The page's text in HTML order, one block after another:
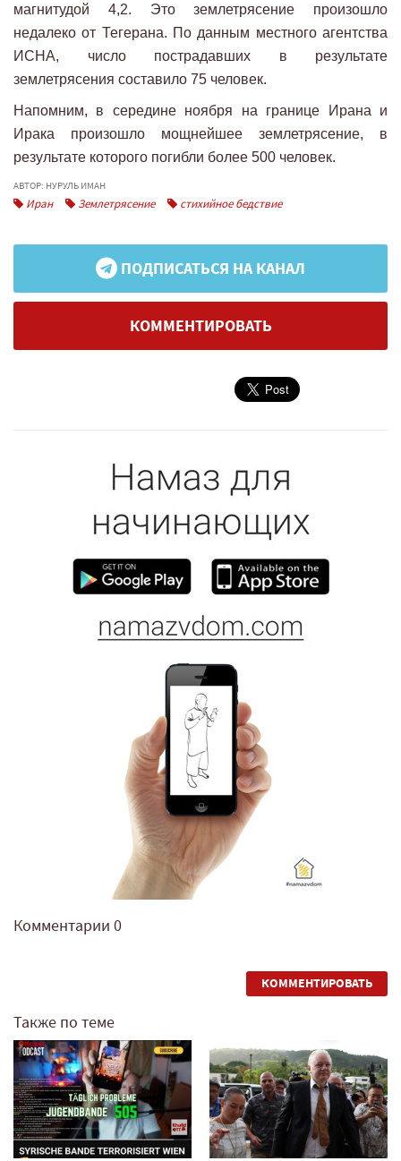
магнитудой 4,2. Это землетрясение произошло
недалеко от Тегерана. По данным местного агентства
ИСНА, число пострадавших в результате
землетрясения составило 75 человек.
Напомним, в середине ноября на границе Ирана и
Ирака произошло мощнейшее землетрясение, в
результате которого погибли более 500 человек.
АВТОР: НУРУЛЬ ИМАН
Иран Землетрясение стихийное бедствие
ПОДПИСАТЬСЯ НА КАНАЛ
КОММЕНТИРОВАТЬ
Комментарии 0
КОММЕНТИРОВАТЬ
Также по теме